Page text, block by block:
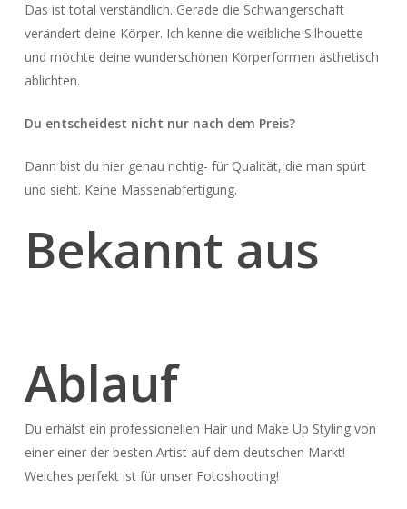
Das ist total verständlich. Gerade die Schwangerschaft
verändert deine Körper. Ich kenne die weibliche Silhouette
und möchte deine wunderschönen Körperformen ästhetisch
ablichten.
Du entscheidest nicht nur nach dem Preis?
Dann bist du hier genau richtig- für Qualität, die man spürt
und sieht. Keine Massenabfertigung.
Bekannt aus
Ablauf
Du erhälst ein professionellen Hair und Make Up Styling von
einer einer der besten Artist auf dem deutschen Markt!
Welches perfekt ist für unser Fotoshooting!